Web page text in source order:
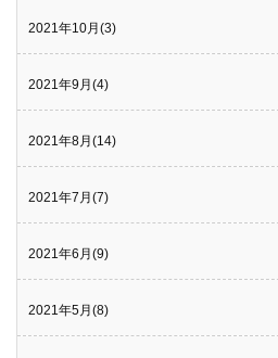
2021年10月(3)
2021年9月(4)
2021年8月(14)
2021年7月(7)
2021年6月(9)
2021年5月(8)